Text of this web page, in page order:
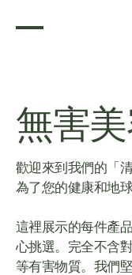
無害
歡迎來到我們的「
為了您的健康和地
這裡展示的每件產
心挑選。完全不含
等有害物質。我們